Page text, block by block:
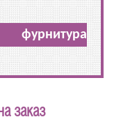
фурнитура
заказ